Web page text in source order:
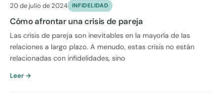
20 de julio de 2024 INFIDELIDAD
Cómo afrontar una crisis de pareja
Las crisis de pareja son inevitables en la mayoría de las
relaciones a largo plazo. A menudo, estas crisis no están
relacionadas con infidelidades, sino
Leer →